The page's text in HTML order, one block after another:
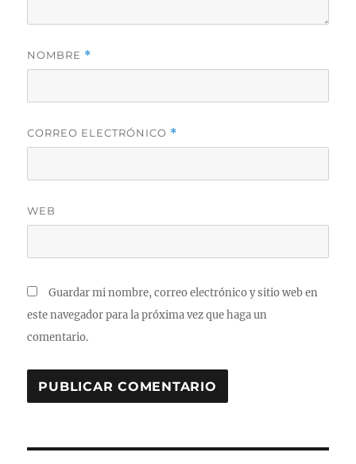
NOMBRE *
CORREO ELECTRÓNICO *
WEB
Guardar mi nombre, correo electrónico y sitio web en
este navegador para la próxima vez que haga un
comentario.